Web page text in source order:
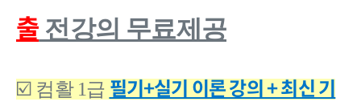
출 전강의 무료제공
☑️ 컴활 1급 필기+실기 이론 강의 + 최신 기